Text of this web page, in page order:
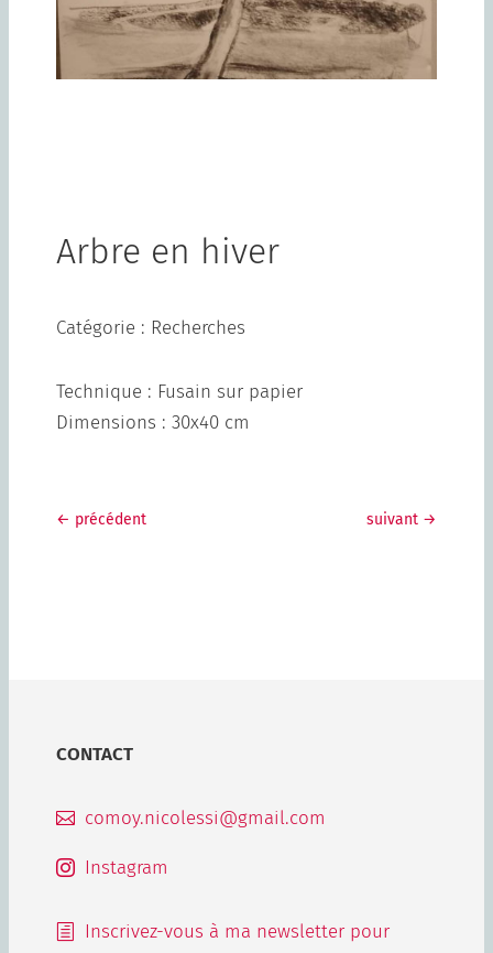
Arbre en hiver
Catégorie : Recherches
Technique : Fusain sur papier
Dimensions : 30x40 cm
← précédent suivant→
CONTACT
 comoy.nicolessi@gmail.com
 Instagram
h
Inscrivez-vous à ma newsletter pour